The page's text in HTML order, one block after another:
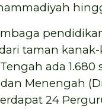
taman
ada
Menengah
24